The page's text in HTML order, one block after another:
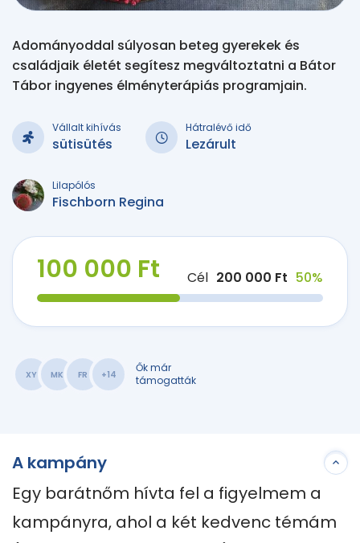
Adományoddal súlyosan beteg gyerekek és
családjaik életét segítesz megváltoztatni a Bátor
Tábor ingyenes élményterápiás programjain.
Vállalt kihívás
sütisütés
Hátralévő idő
Lezárult
Lilapólós
Fischborn Regina
100 000 Ft Cél 200 000 Ft 50%
XY MK FR +14
Ők már
támogatták
A kampány
Egy barátnőm hívta fel a figyelmem a
kampányra, ahol a két kedvenc témám